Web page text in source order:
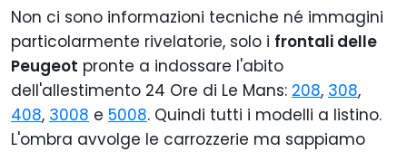
Non ci sono informazioni tecniche né immagini
particolarmente rivelatorie, solo i frontali delle
Peugeot pronte a indossare l'abito
dell'allestimento 24 Ore di Le Mans: 208, 308,
408, 3008 e 5008. Quindi tutti i modelli a listino.
L'ombra avvolge le carrozzerie ma sappiamo